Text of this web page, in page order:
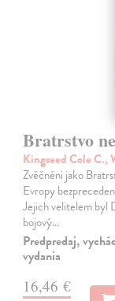
Bratrstvo
Kingseed Cole C.,
Zvěčněni jako
Evropy
Jejich velitelem byl
bojový…
Predpredaj,
vydania
16,46 €